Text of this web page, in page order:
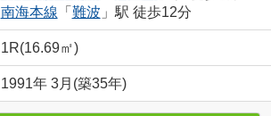
南海本線 「 難波 」駅 徒歩12分
1R(16.69㎡)
1991年 3月(築35年)